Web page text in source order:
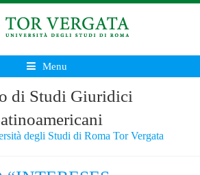
Menu
di Studi Giuridici
degli Studi di Roma Tor Vergata